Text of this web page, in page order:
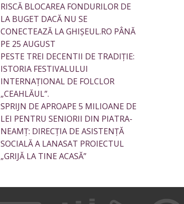
RISCĂ BLOCAREA FONDURILOR DE
LA BUGET DACĂ NU SE
CONECTEAZĂ LA GHIȘEUL.RO PÂNĂ
PE 25 AUGUST
PESTE TREI DECENTII DE TRADIȚIE:
ISTORIA FESTIVALULUI
INTERNAȚIONAL DE FOLCLOR
„CEAHLĂUL”.
SPRIJN DE APROAPE 5 MILIOANE DE
LEI PENTRU SENIORII DIN PIATRA-
NEAMȚ: DIRECȚIA DE ASISTENȚĂ
SOCIALĂ A LANASAT PROIECTUL
„GRIJĂ LA TINE ACASĂ”